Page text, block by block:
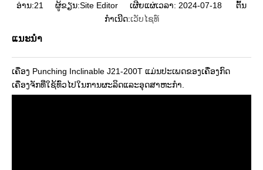
ອ່ານ:21
ຜູ້ຂຽນ:Site Editor ເຜີຍແຜ່ເວລາ: 2024-07-18 ຕົ້ນ
ກໍາເນີດ:ເວັບໄຊທ໌
ແນະນຳ
ເຄື່ອງ Punching Inclinable J21-200T ແມ່ນປະເພດຂອງເຄື່ອງກົດ
ເຄື່ອງຈັກທີ່ໃຊ້ທົ່ວໄປໃນການຜະລິດແລະອຸດສາຫະກໍາ.